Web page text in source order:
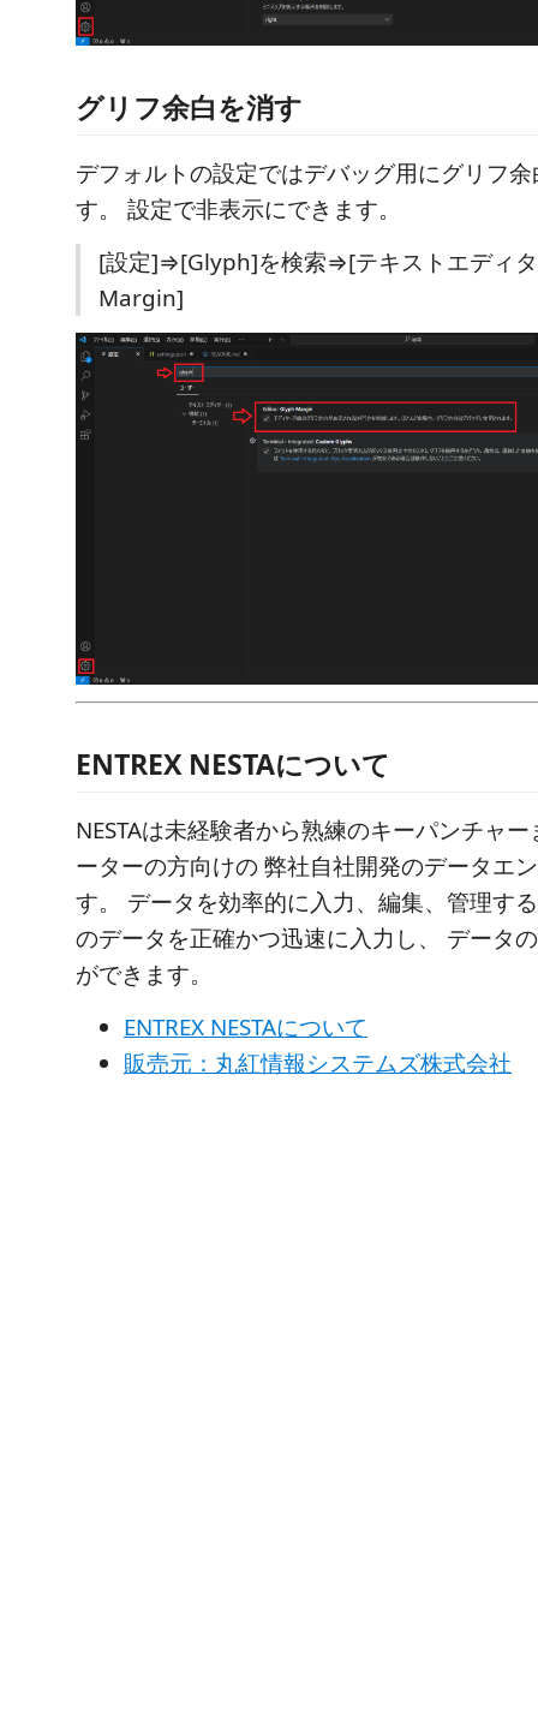
グリフ余白を消す
デフォルトの設定ではデバッグ用にグリフ
す。 設定で非表示にできます。
[設定]⇒[Glyph]を検索⇒[テキストエディ
Margin]
ENTREX NESTAについて
NESTAは未経験者から熟練のキーパンチャ
ーターの方向けの 弊社自社開発のデータエ
す。 データを効率的に入力、編集、管理す
のデータを正確かつ迅速に入力し、 データ
ができます。
ENTREX NESTAについて
販売元：丸紅情報システムズ株式会社